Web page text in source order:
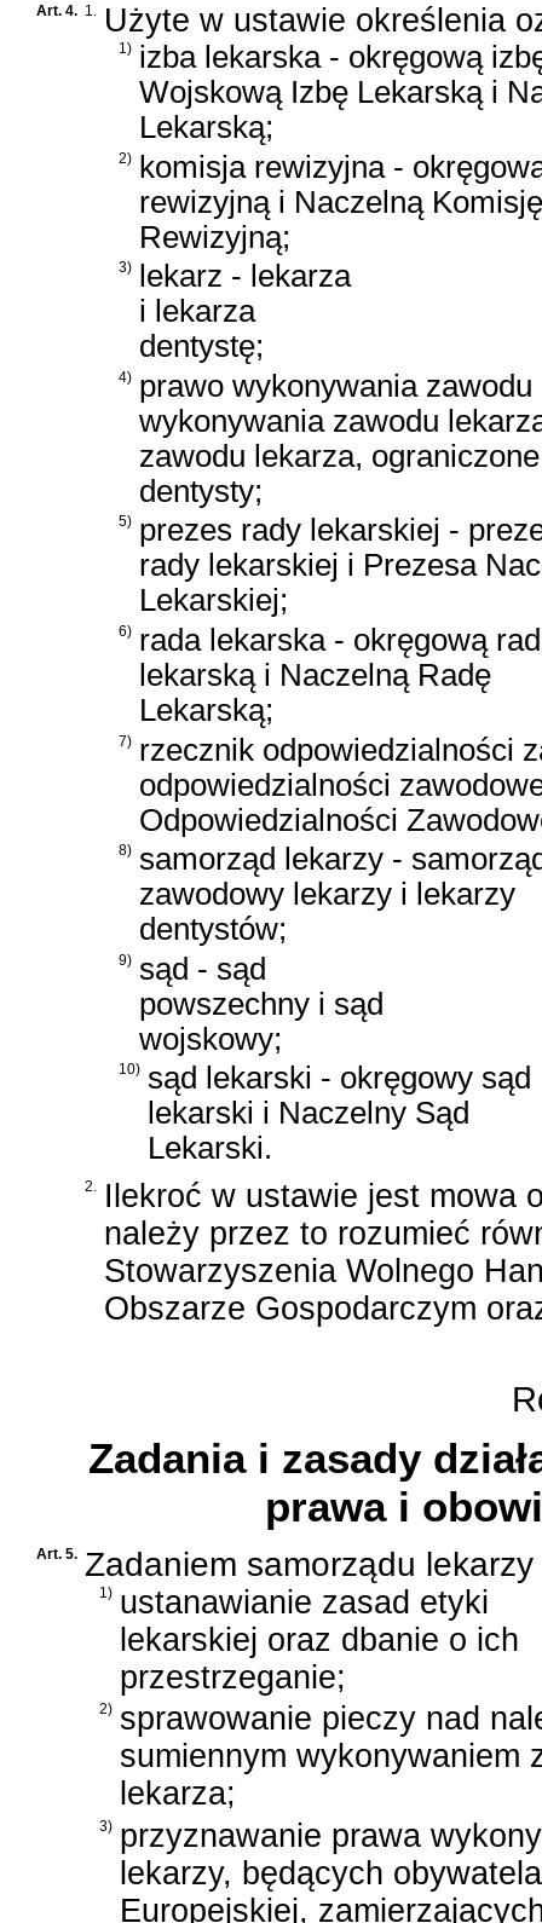
Art. 4. 1. Użyte w ustawie określenia
1) izba lekarska - okręgową
Wojskową Izbę Lekarską i
Lekarską;
2) komisja rewizyjna -
rewizyjną i Naczelną Komisję
Rewizyjną;
3)
lekarz - lekarza
i lekarza
dentystę;
4) prawo wykonywania
wykonywania zawodu
zawodu lekarza,
dentysty;
5) prezes rady lekarskiej -
rady lekarskiej i Prezesa
Lekarskiej;
6) rada lekarska - okręgową
lekarską i Naczelną Radę
Lekarską;
7) rzecznik odpowiedzialności
odpowiedzialności
Odpowiedzialności
8) samorząd lekarzy -
zawodowy lekarzy i lekarzy
dentystów;
9) sąd - sąd
powszechny i sąd
wojskowy;
10) sąd lekarski - okręgowy sąd
lekarski i Naczelny Sąd
Lekarski.
2. Ilekroć w ustawie jest mowa
należy przez to rozumieć
Stowarzyszenia Wolnego
Obszarze Gospodarczym
Zadania i zasady
prawa i
Art. 5. Zadaniem samorządu
1) ustanawianie zasad etyki
lekarskiej oraz dbanie o ich
przestrzeganie;
2) sprawowanie pieczy nad
sumiennym wykonywaniem
lekarza;
3) przyznawanie prawa
lekarzy, będących
Europejskiej,